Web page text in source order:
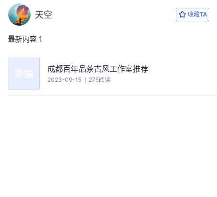
天空 收藏TA
最新内容 1
成都百年品茶古风工作室推荐
2023-09-15 275阅读